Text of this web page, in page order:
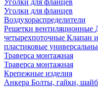
Уголки для фланцев
Уголки для фланцев
Воздухораспределители
Решетки вентиляционные
четырехпоточные Клапан
пластиковые
Траверса монтажная
Траверса монтажная
Крепежные изделия
Анкера Болты, гайки,